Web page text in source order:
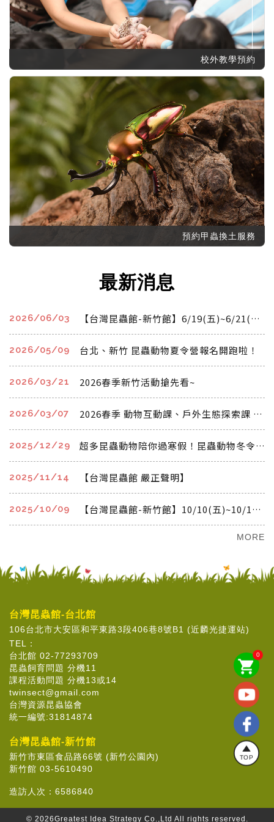
校外教學預約
預約甲蟲換土服務
最新消息
2026/06/03 【台灣昆蟲館-新竹館】6/19(五)~6/21(日)端午連假 開館時間公告
2026/05/09 台北、新竹 昆蟲動物夏令營報名開跑啦！
2026/03/21 2026春季新竹活動搶先看~
2026/03/07 2026春季 動物互動課、戶外生態探索課 開始報名啦!!!
2025/12/29 超多昆蟲動物陪你過寒假！昆蟲動物冬令營
2025/11/14 【台灣昆蟲館 嚴正聲明】
2025/10/09 【台灣昆蟲館-新竹館】10/10(五)~10/12(日)國慶連假 開館時間公告
MORE
shopping_cart
0
TOP
台灣昆蟲館-台北館
106台北市大安區和平東路3段406巷8號B1 (近麟光捷運站)
TEL：
台北館 02-77293709
昆蟲飼育問題 分機11
課程活動問題 分機13或14
twinsect@gmail.com
台灣資源昆蟲協會
統一編號:31814874
台灣昆蟲館-新竹館
新竹市東區食品路66號 (新竹公園內)
新竹館 03-5610490
造訪人次： 6586840
© 2026Greatest Idea Strategy Co.,Ltd All rights reserved.
記住帳號